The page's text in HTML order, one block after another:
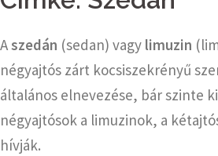
Aszedán (sedan) vagy limuzin
négyajtós zárt kocsiszekrényű
általános elnevezése, bár szinte
négyajtósok a limuzinok, a
hívják.